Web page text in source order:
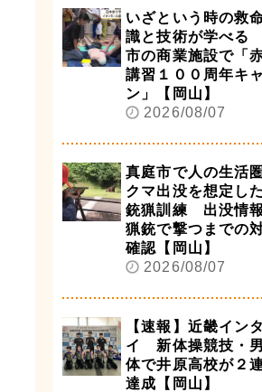
いざという時の救
識と技術が学べる
市の商業施設で「
講習１００周年キ
ン」【岡山】
2026/08/07
真庭市で人の生活
クマ出没を想定し
銃猟訓練 出没情
猟銃で撃つまでの
確認【岡山】
2026/08/07
【速報】近畿イン
イ 新体操競技・
体で井原高校が２
達成【岡山】